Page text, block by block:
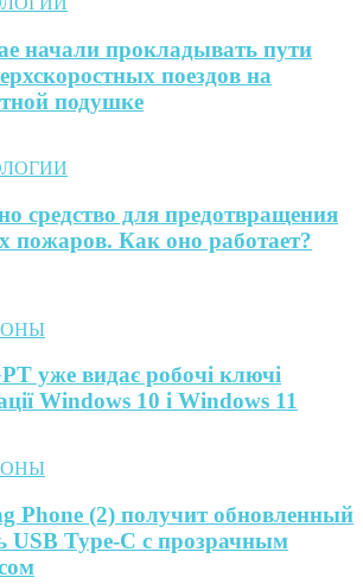
начали прокладывать пути
поездов на
подушке
средство для предотвращения
пожаров. Как оно работает?
уже видає робочі ключі
Windows 10 і Windows 11
Phone (2) получит обновленный
USB Type-C с прозрачным